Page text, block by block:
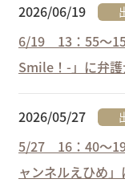
2026/06/19
6/19 13：55～
Smile！-」に弁護
2026/05/27
5/27 16：40～
ャンネルえひめ」